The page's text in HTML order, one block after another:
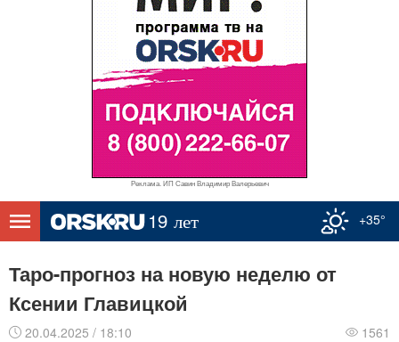
Реклама. ИП Савин Владимир Валерьевич
+35°
Таро-прогноз на новую неделю от
Ксении Главицкой
20.04.2025 / 18:10 1561